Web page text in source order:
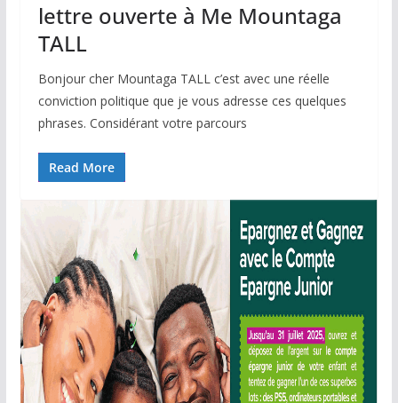
lettre ouverte à Me Mountaga
TALL
Bonjour cher Mountaga TALL c’est avec une réelle
conviction politique que je vous adresse ces quelques
phrases. Considérant votre parcours
Read More